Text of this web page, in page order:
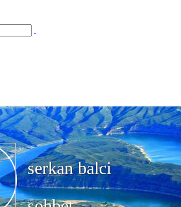
serkan balci